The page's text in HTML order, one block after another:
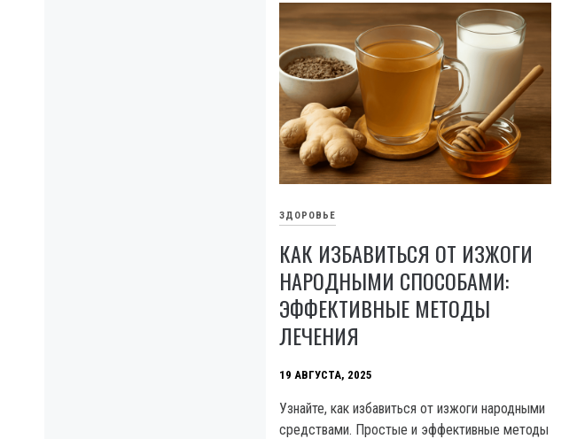
ЗДОРОВЬЕ
КАК ИЗБАВИТЬСЯ ОТ ИЗЖОГИ
НАРОДНЫМИ СПОСОБАМИ:
ЭФФЕКТИВНЫЕ МЕТОДЫ
ЛЕЧЕНИЯ
19 АВГУСТА, 2025
Узнайте, как избавиться от изжоги народными
средствами. Простые и эффективные методы